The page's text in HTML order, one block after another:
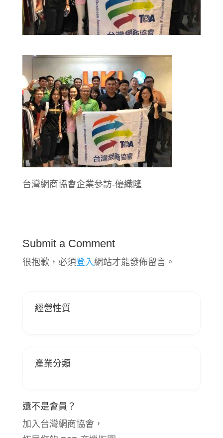
台灣網商協會企業參訪-優織隆
Submit a Comment
很抱歉，必須登入 網站才能發佈留言。
經營性質
產業分類
還不是會員？
加入台灣網商協會，